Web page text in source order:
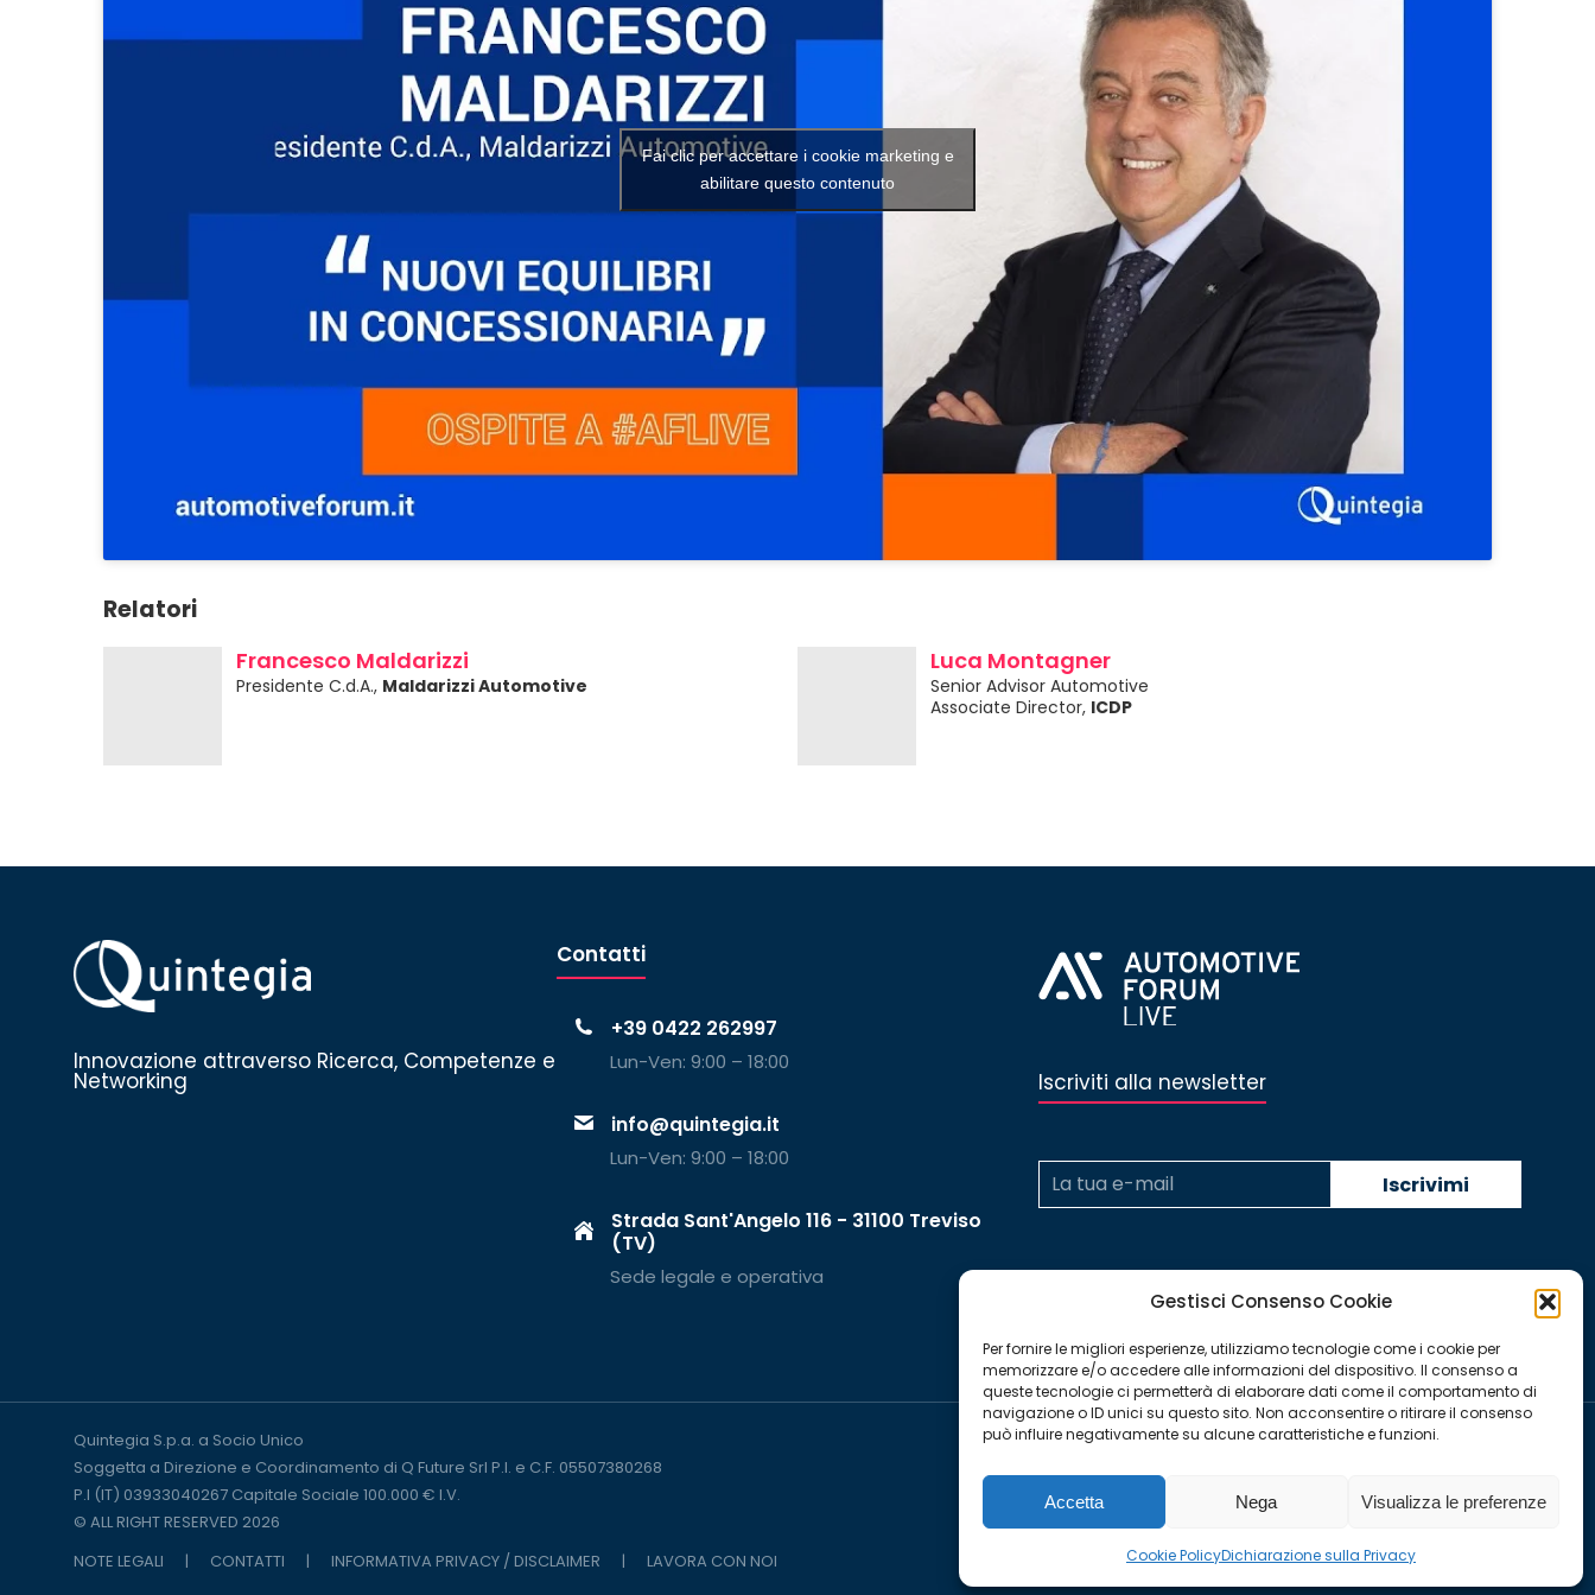
Gestisci Consenso Cookie
Per fornire le migliori esperienze, utilizziamo tecnologie come i cookie per
memorizzare e/o accedere alle informazioni del dispositivo. Il consenso a
queste tecnologie ci permetterà di elaborare dati come il comportamento di
navigazione o ID unici su questo sito. Non acconsentire o ritirare il consenso
può influire negativamente su alcune caratteristiche e funzioni.
Accetta Nega Visualizza le preferenze
Cookie PolicyDichiarazione sulla Privacy
Fai clic per accettare i cookie marketing e
abilitare questo contenuto
Relatori
Francesco Maldarizzi
Presidente C.d.A., Maldarizzi Automotive
Luca Montagner
Senior Advisor Automotive
Associate Director, ICDP
Innovazione attraverso Ricerca, Competenze e
Networking
Contatti
+39 0422 262997
Lun-Ven: 9:00 – 18:00
info@quintegia.it
Lun-Ven: 9:00 – 18:00
Strada Sant'Angelo 116 - 31100 Treviso
(TV)
Sede legale e operativa
Iscriviti alla newsletter
Quintegia S.p.a. a Socio Unico
Soggetta a Direzione e Coordinamento di Q Future Srl P.I. e C.F. 05507380268
P.I (IT) 03933040267 Capitale Sociale 100.000 € I.V.
© ALL RIGHT RESERVED 2026
YouTube
opens
in
Linkedin
opens
in
Facebook
in
Instagram
in
Twitter
in
NOTE LEGALI | CONTATTI | INFORMATIVA PRIVACY / DISCLAIMER | LAVORA CON NOI